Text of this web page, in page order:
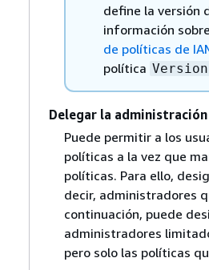
define la versión
información
de políticas de
política Version
Delegar la
Puede permitir a los
políticas a la vez que
políticas. Para ello,
decir, administradores
continuación, puede
administradores
pero solo las políticas